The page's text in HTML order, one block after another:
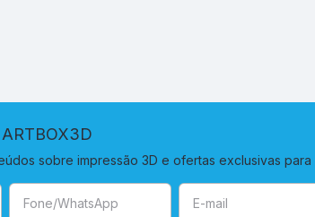
sobre impressão 3D e ofertas exclusivas para